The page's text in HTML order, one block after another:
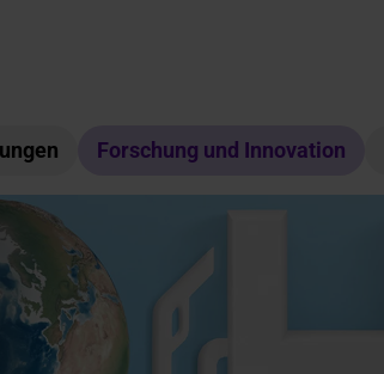
Forschung und Innovation